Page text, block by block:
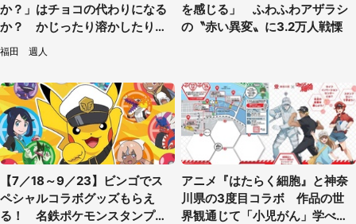
か？」はチョコの代わりになる
か？ かじったり溶かしたりし
て食べてみた
福田 週人
を感じる」 ふわふわアザラシ
の〝赤い異変〟に3.2万人戦慄
【7／18～9／23】ビンゴでス
ペシャルコラボグッズもらえ
る！ 名鉄ポケモンスタンプラ
アニメ『はたらく細胞』と神奈
川県の3度目コラボ 作品の世
界観通じて「小児がん」学べる